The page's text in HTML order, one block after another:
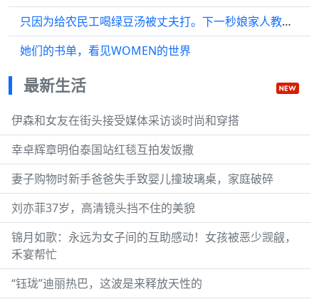
只因为给农民工喝绿豆汤被丈夫打。下一秒娘家人教他如何做人
她们的书单，看见WOMEN的世界
最新生活
伊森和女友在街头接受媒体采访谈时尚和穿搭
幸卓辉章明伯泰国站红毯互拍发饭撒
妻子购物时新手爸爸失手致婴儿撞玻璃桌，家庭破碎
刘亦菲37岁，高清镜头挡不住的美貌
锦月如歌：永远为女子间的互助感动！女孩被恶少觊觎，
禾宴帮忙
“钰珑”迪丽热巴，这波是来释放天性的